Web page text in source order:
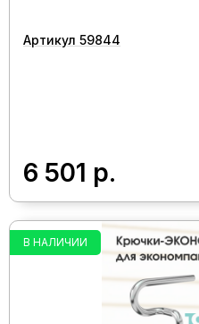
Артикул 59844
6 501 р.
В НАЛИЧИИ